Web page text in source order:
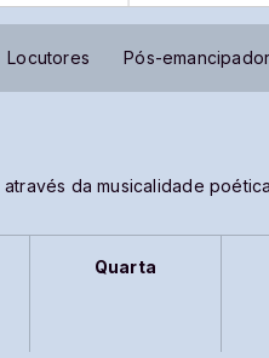
Locutores Pós-emancipador
da musicalidade
Quarta